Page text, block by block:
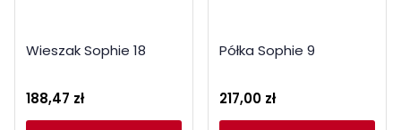
Wieszak Sophie 18
188,47 zł
Półka Sophie 9
217,00 zł